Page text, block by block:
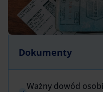
Dokumenty
Ważny dowód